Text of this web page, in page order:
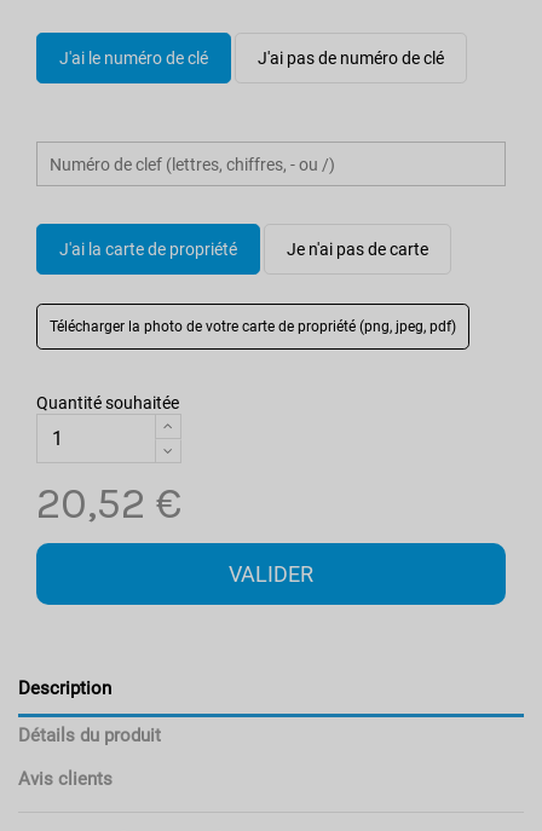
J'ai le numéro de clé J'ai pas de numéro de clé
J'ai la carte de propriété Je n'ai pas de carte
Télécharger la photo de votre carte de propriété (png, jpeg, pdf)
Quantité souhaitée
20,52 €
VALIDER
Description
Détails du produit
Avis clients